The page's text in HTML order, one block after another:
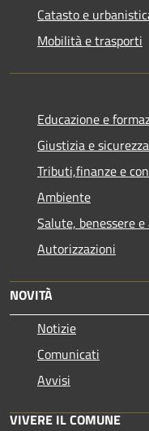
Catasto e
Mobilità e trasporti
Educazione e
Giustizia e
Tributi,finanze e
Ambiente
Salute, benessere
Autorizzazioni
NOVITÀ
Notizie
Comunicati
Avvisi
VIVERE IL COMUNE